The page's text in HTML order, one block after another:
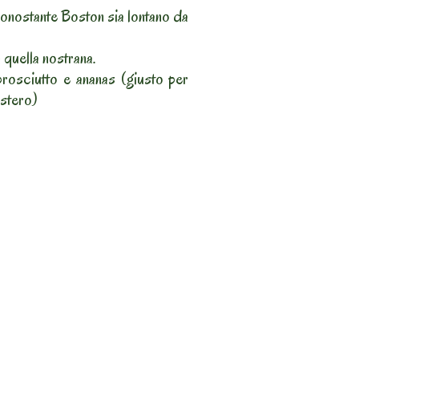
Boston sia lontano da
nostrana.
e ananas (giusto per